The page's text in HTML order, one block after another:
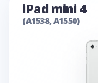
iPad mini 4
(A1538, A1550)